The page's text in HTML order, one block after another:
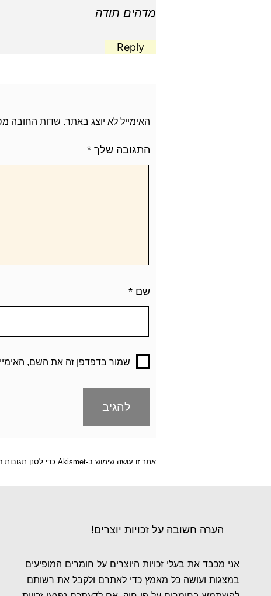
מדהים תודה
Reply
האימייל לא יוצג באתר. שדות החובה
התגובה שלך *
שם *
שמור בדפדפן זה את השם,
אתר זו עושה שימוש ב-Akismet כדי לסנן תגובות זבל.
הערה חשובה על זכויות יוצרים!
אני מכבד את בעלי זכויות היוצרים על חומרים המופיעים
במצגות ועושה כל מאמץ כדי לאתרם ולקבל את רשותם